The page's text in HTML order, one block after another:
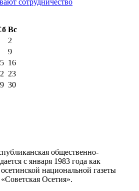
№99 4 августа
8 июля 2014 г
(11)
(12)
сотрудничество
Вс
2
9
16
23
30
общественно-
с января 1983 года как
национальной газеты
Осетия».